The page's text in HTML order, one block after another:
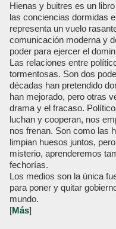
Hienas y buitres es un
las conciencias dormidas
representa un vuelo
comunicación moderna y
poder para ejercer el
Las relaciones entre
tormentosas. Son dos
décadas han pretendido
han mejorado, pero otras
drama y el fracaso.
luchan y cooperan, nos
nos frenan. Son como las
limpian huesos juntos,
misterio, aprenderemos
fechorías.
Los medios son la única
para poner y quitar
mundo.
[Más]